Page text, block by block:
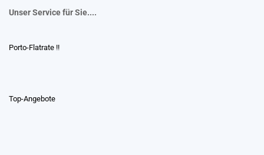
Unser Service für Sie....
Porto-Flatrate !!
Top-Angebote